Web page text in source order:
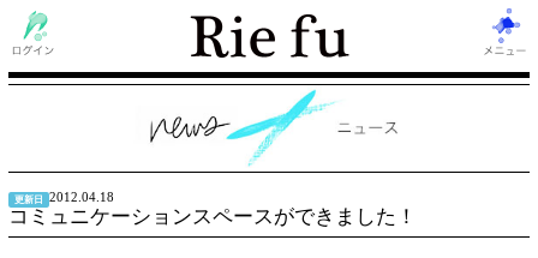
更新日 2012.04.18
コミュニケーションスペースができました！